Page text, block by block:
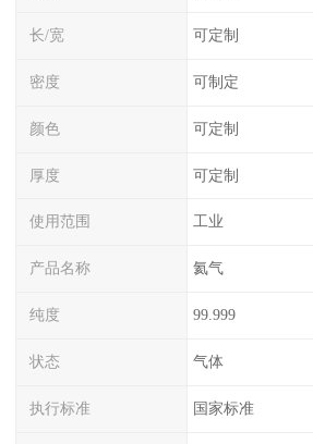
长/宽 可定制
密度 可制定
颜色 可定制
厚度 可定制
使用范围 工业
产品名称 氦气
纯度 99.999
状态 气体
执行标准 国家标准